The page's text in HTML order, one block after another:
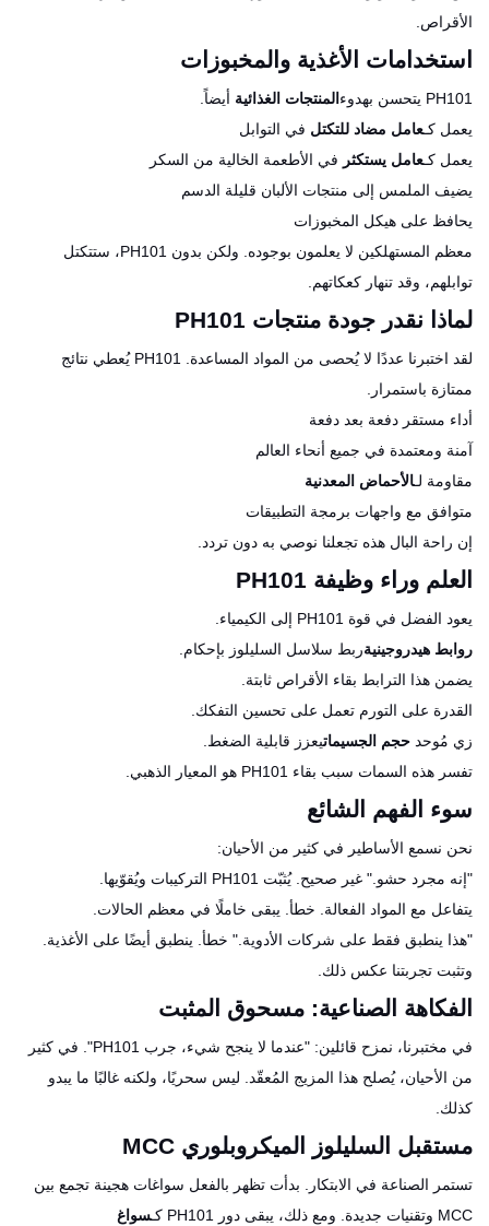
الأقراص.
استخدامات الأغذية والمخبوزات
PH101 يتحسن بهدوء المنتجات الغذائية أيضاً.
يعمل كـعامل مضاد للتكتل في التوابل
يعمل كـعامل يستكثر في الأطعمة الخالية من السكر
يضيف الملمس إلى منتجات الألبان قليلة الدسم
يحافظ على هيكل المخبوزات
معظم المستهلكين لا يعلمون بوجوده. ولكن بدون PH101، ستتكتل
توابلهم، وقد تنهار كعكاتهم.
لماذا نقدر جودة منتجات PH101
لقد اختبرنا عددًا لا يُحصى من المواد المساعدة. PH101 يُعطي نتائج
ممتازة باستمرار.
أداء مستقر دفعة بعد دفعة
آمنة ومعتمدة في جميع أنحاء العالم
مقاومة لـالأحماض المعدنية
متوافق مع واجهات برمجة التطبيقات
إن راحة البال هذه تجعلنا نوصي به دون تردد.
العلم وراء وظيفة PH101
يعود الفضل في قوة PH101 إلى الكيمياء.
روابط هيدروجينيةربط سلاسل السليلوز بإحكام.
يضمن هذا الترابط بقاء الأقراص ثابتة.
القدرة على التورم تعمل على تحسين التفكك.
زي مُوحد حجم الجسيماتيعزز قابلية الضغط.
تفسر هذه السمات سبب بقاء PH101 هو المعيار الذهبي.
سوء الفهم الشائع
نحن نسمع الأساطير في كثير من الأحيان:
"إنه مجرد حشو." غير صحيح. يُثبّت PH101 التركيبات ويُقوّيها.
يتفاعل مع المواد الفعالة. خطأ. يبقى خاملًا في معظم الحالات.
"هذا ينطبق فقط على شركات الأدوية." خطأ. ينطبق أيضًا على الأغذية.
وتثبت تجربتنا عكس ذلك.
الفكاهة الصناعية: مسحوق المثبت
في مختبرنا، نمزح قائلين: "عندما لا ينجح شيء، جرب PH101". في كثير
من الأحيان، يُصلح هذا المزيج المُعقّد. ليس سحريًا، ولكنه غالبًا ما يبدو
كذلك.
مستقبل السليلوز الميكروبلوري MCC
تستمر الصناعة في الابتكار. بدأت تظهر بالفعل سواغات هجينة تجمع بين
MCC وتقنيات جديدة. ومع ذلك، يبقى دور PH101 كـ
سواغ